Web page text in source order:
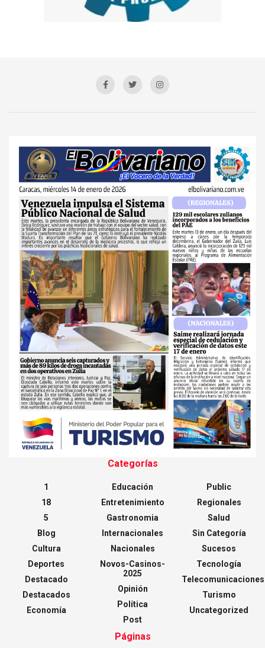
Categorías
1
18
5
Blog
Cultura
Deportes
Destacado
Destacados
Economía
Educación
Entretenimiento
Gastronomia
Internacionales
Nacionales
Novos-Casinos-
2025
Opinión
Política
Post
Public
Regionales
Salud
Sin Categoría
Sucesos
Tecnología
Telecomunicaciones
Turismo
Uncategorized
Páginas